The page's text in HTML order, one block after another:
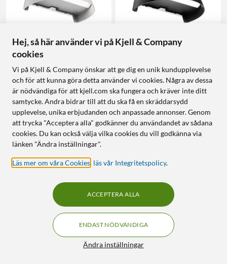
Plejd
Smart väggarmatur OUT-
02 för utomhusbruk Grå
1 569:-
Finns i 3 varianter
Tunable white 2200–4000 K
Inbyggt astrour och
batteribackup
Dimbar 0,1–100 % via Plejd-
appen
Smart väggarmatur OUT-
02 för utomhusbruk Svart
1 569:-
Finns i 3 varianter
Tunable white 2200–4000 K
Inbyggt astrour och
batteribackup
0
Hej, så här använder vi på Kjell & Company
cookies
Vi på Kjell & Company önskar att ge dig en unik kundupplevelse
och för att kunna göra detta använder vi cookies. Några av dessa
är nödvändiga för att kjell.com ska fungera och kräver inte ditt
samtycke. Andra bidrar till att du ska få en skräddarsydd
upplevelse, unika erbjudanden och anpassade annonser. Genom
att trycka "Acceptera alla" godkänner du användandet av sådana
cookies. Du kan också välja vilka cookies du vill godkänna via
länken "Ändra inställningar".
Läs mer om våra Cookies läs vår Integritetspolicy.
Ändra inställningar
ENDAST NÖDVÄNDIGA
ACCEPTERA ALLA